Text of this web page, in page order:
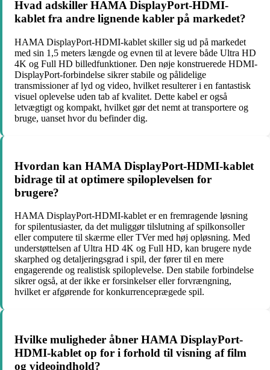
Hvad adskiller HAMA DisplayPort-HDMI-
kablet fra andre lignende kabler på markedet?
HAMA DisplayPort-HDMI-kablet skiller sig ud på markedet
med sin 1,5 meters længde og evnen til at levere både Ultra HD
4K og Full HD billedfunktioner. Den nøje konstruerede HDMI-
DisplayPort-forbindelse sikrer stabile og pålidelige
transmissioner af lyd og video, hvilket resulterer i en fantastisk
visuel oplevelse uden tab af kvalitet. Dette kabel er også
letvægtigt og kompakt, hvilket gør det nemt at transportere og
bruge, uanset hvor du befinder dig.
Hvordan kan HAMA DisplayPort-HDMI-kablet
bidrage til at optimere spiloplevelsen for
brugere?
HAMA DisplayPort-HDMI-kablet er en fremragende løsning
for spilentusiaster, da det muliggør tilslutning af spilkonsoller
eller computere til skærme eller TVer med høj opløsning. Med
understøttelsen af Ultra HD 4K og Full HD, kan brugere nyde
skarphed og detaljeringsgrad i spil, der fører til en mere
engagerende og realistisk spiloplevelse. Den stabile forbindelse
sikrer også, at der ikke er forsinkelser eller forvrængning,
hvilket er afgørende for konkurrenceprægede spil.
Hvilke muligheder åbner HAMA DisplayPort-
HDMI-kablet op for i forhold til visning af film
og videoindhold?